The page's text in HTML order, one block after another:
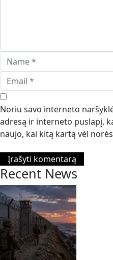
Noriu savo interneto
adresą ir interneto puslapį,
naujo, kai kitą kartą vėl
Recent News